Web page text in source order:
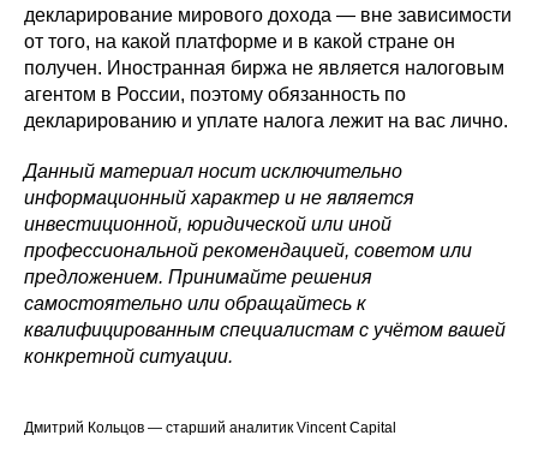
декларирование мирового дохода — вне зависимости
от того, на какой платформе и в какой стране он
получен. Иностранная биржа не является налоговым
агентом в России, поэтому обязанность по
декларированию и уплате налога лежит на вас лично.
Данный материал носит исключительно
информационный характер и не является
инвестиционной, юридической или иной
профессиональной рекомендацией, советом или
предложением. Принимайте решения
самостоятельно или обращайтесь к
квалифицированным специалистам с учётом вашей
конкретной ситуации.
Дмитрий Кольцов — старший аналитик Vincent Capital